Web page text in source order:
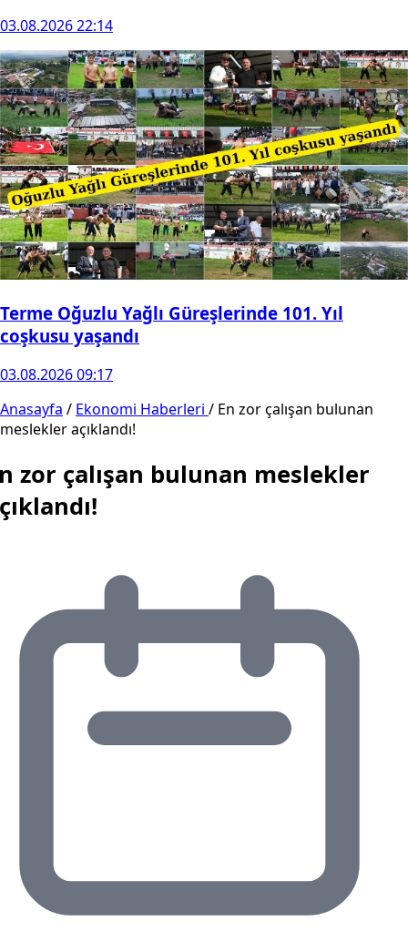
03.08.2026 22:14
Terme Oğuzlu Yağlı Güreşlerinde 101. Yıl
coşkusu yaşandı
03.08.2026 09:17
Anasayfa / Ekonomi Haberleri / En zor çalışan bulunan
meslekler açıklandı!
zor çalışan bulunan meslekler